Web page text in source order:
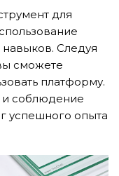
для
Следуя
сможете
платформу.
и соблюдение
успешного опыта